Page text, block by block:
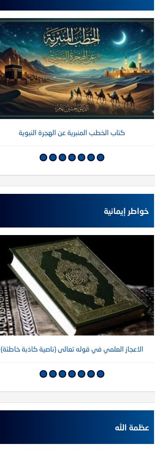
كتاب الخطب المنبرية عن الهجرة النبوية
خواطر إيمانية
الاعجاز العلمي في قوله تعالى (ناصية كاذبة خاطئة)
عظمة الله